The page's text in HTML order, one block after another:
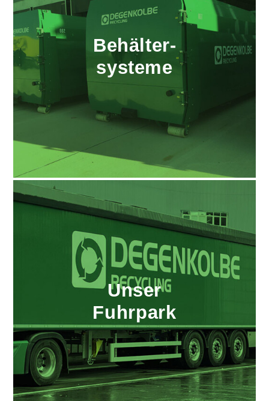
Behälter­
systeme
Unser
Fuhrpark